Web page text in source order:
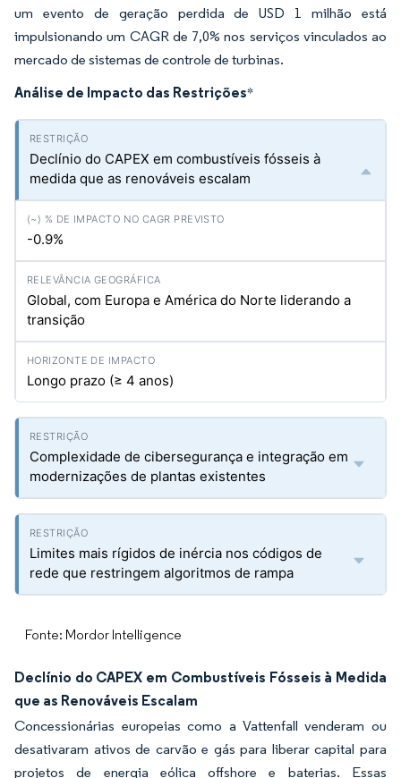
um evento de geração perdida de USD 1 milhão está
impulsionando um CAGR de 7,0% nos serviços vinculados ao
mercado de sistemas de controle de turbinas.
Análise de Impacto das Restrições*
Declínio do CAPEX em combustíveis fósseis à
medida que as renováveis escalam
-0.9%
Global, com Europa e América do Norte liderando a
transição
Longo prazo (≥ 4 anos)
Complexidade de cibersegurança e integração em
modernizações de plantas existentes
Limites mais rígidos de inércia nos códigos de
rede que restringem algoritmos de rampa
Fonte: Mordor Intelligence
Declínio do CAPEX em Combustíveis Fósseis à Medida
que as Renováveis Escalam
Concessionárias europeias como a Vattenfall venderam ou
desativaram ativos de carvão e gás para liberar capital para
projetos de energia eólica offshore e baterias. Essas